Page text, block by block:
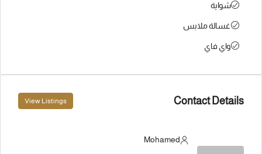
شواية
غسالة ملابس
واي فاي
Contact Details
View Listings
Mohamed